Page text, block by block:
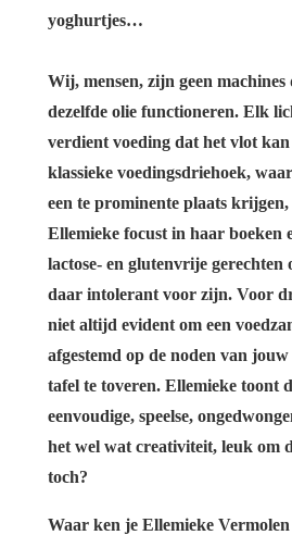
yoghurtjes…
Wij, mensen, zijn geen machines
dezelfde olie functioneren. Elk
verdient voeding dat het vlot
klassieke voedingsdriehoek,
een te prominente plaats
Ellemieke focust in haar boeken
lactose- en glutenvrije gerechten
daar intolerant voor zijn. Voor
niet altijd evident om een
afgestemd op de noden van
tafel te toveren. Ellemieke toont
eenvoudige, speelse,
het wel wat creativiteit, leuk om
toch?
Waar ken je Ellemieke Vermolen